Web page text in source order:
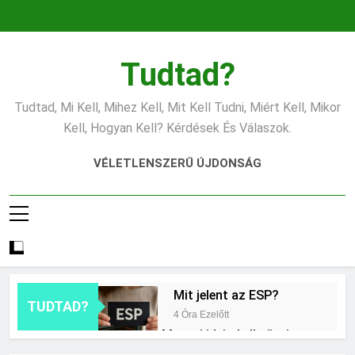
Tudtad?
Tudtad, Mi Kell, Mihez Kell, Mit Kell Tudni, Miért Kell, Mikor
Kell, Hogyan Kell? Kérdések És Válaszok.
VÉLETLENSZERŰ ÚJDONSÁG
TUDTAD?
Mit jelent az ESP?
4 Óra Ezelőtt
Mennyi ideig kell sütni a